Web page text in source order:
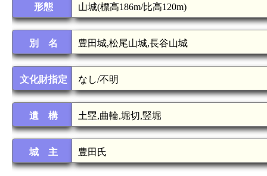
形態 山城(標高186m/比高120m)
別 名 豊田城,松尾山城,長谷山城
文化財指定 なし/不明
遺 構 土塁,曲輪,堀切,竪堀
城 主 豊田氏